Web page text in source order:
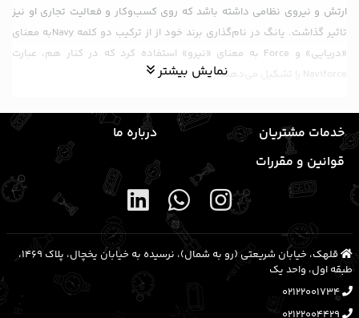
ارتش و نیروی نظامی داشته باشد که روی کسب‌و‌کار و فعالیت تجاری او نیز
تاثیر گذاشت. یانگ در نام‌گذاری برند خود از از ترکیب دو کلمه Navyبه معنای
«دریایی» و Force به معنای «نیرو» استفاده کرد که در کنار هم، عبارت
Naviforce را تشکیل می‌دهند.
نیز صدق می‌کند. شعار «شخصیتی پیشرو، پروازی آزادانه» به‌عنوان روح برند
نیوی فورس معرفی شده است و این شرکت، هدف خود را این‌طور توصیف
می‌کند که با طراحی هر ساعت بتواند ارتباطی عمیق بین محصول و برند ایجاد
کند. طراحی خاص ساعت‌های نیوی فورس شامل مجموعه‌ای از پارامترها مثل
کیفیت بالا و طراحی شیک و متناسب با مد روز هستند.
ویژگی‌های اصلی ساعت‌های نیوی فورس
ساعت‌های برند نیوی فورس را می‌توان نمادی از زیبایی و کارایی معرفی کرد.
در بین علاقه‌مندان به ساعت نیز محصولات این برند به‌عنوان مدل‌هایی بی‌نظیر
نمایش بیشتر
خدمات مشتریان
درباره ما
قوانین و مقررات
قلهک، خیابان شریعتی (رو به شمال)، نرسیده به خیابان یخچال، پلاک ۱۴۶۹،
طبقه اول، واحد یک
02122001734
02122004429